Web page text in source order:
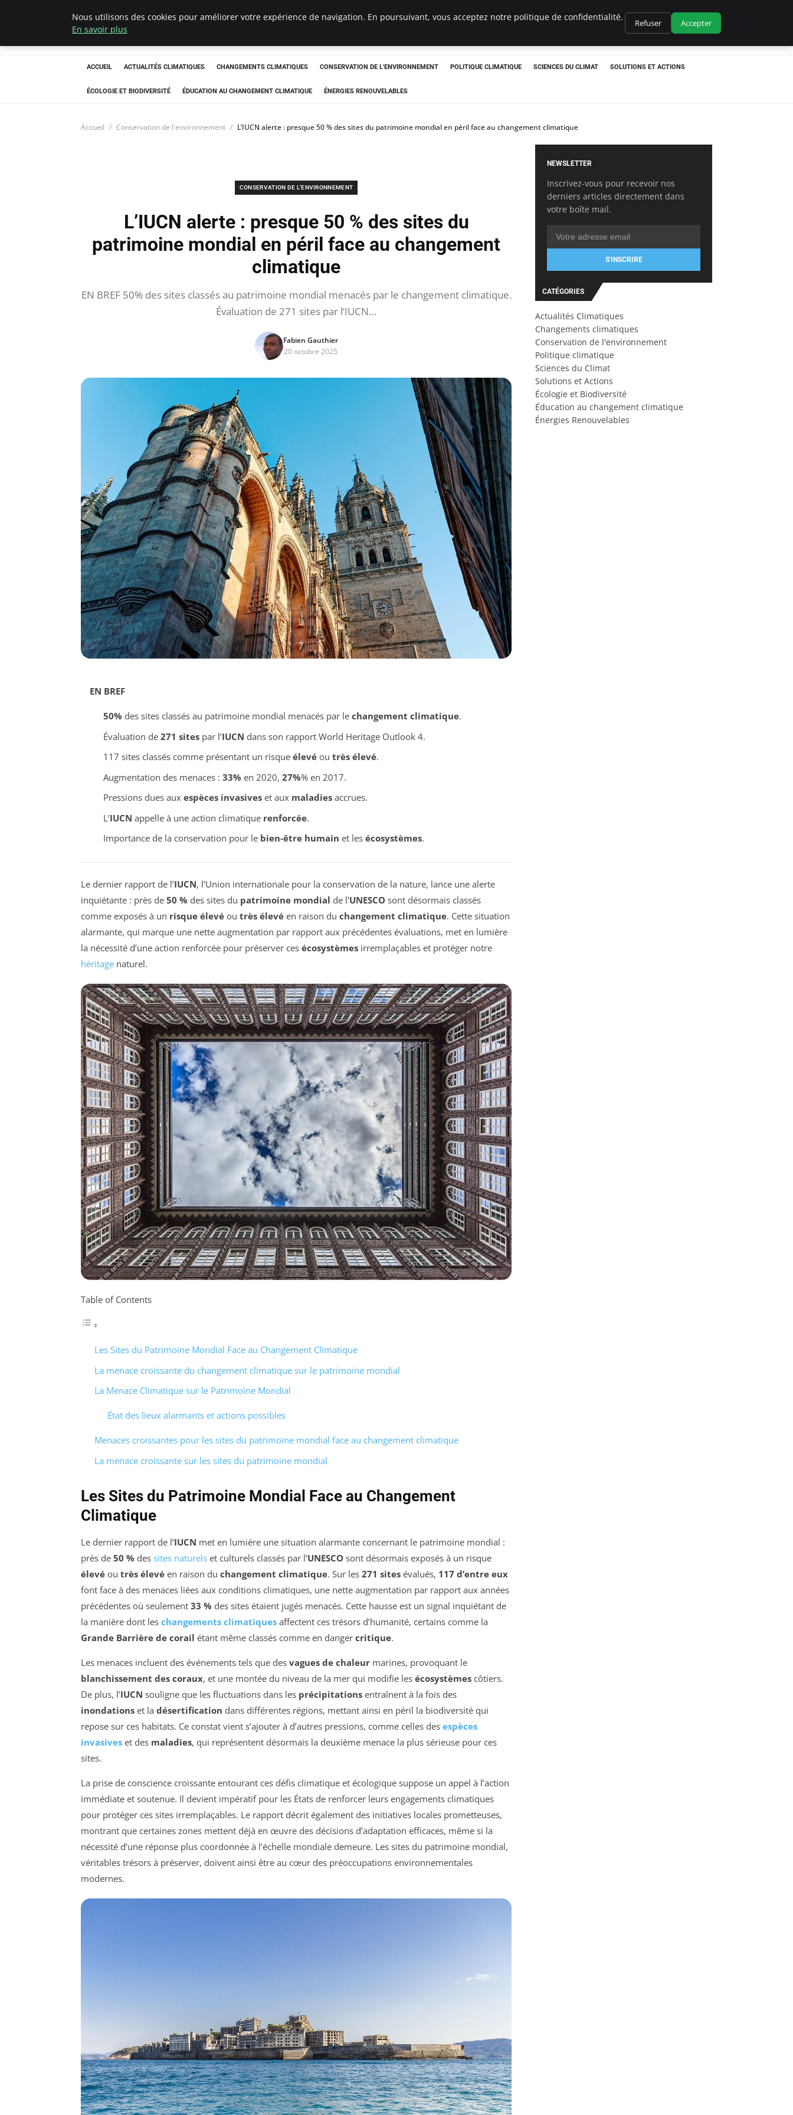
Climatedebtagents
ACCUEIL ACTUALITÉS CLIMATIQUES CHANGEMENTS CLIMATIQUES CONSERVATION DE L'ENVIRONNEMENT POLITIQUE CLIMATIQUE SCIENCES DU CLIMAT SOLUTIONS ET ACTIONS
ÉCOLOGIE ET BIODIVERSITÉ ÉDUCATION AU CHANGEMENT CLIMATIQUE ÉNERGIES RENOUVELABLES
Accueil Conservation de l'environnement L’IUCN alerte : presque 50 % des sites du patrimoine mondial en péril face au changement climatique
CONSERVATION DE L'ENVIRONNEMENT
L’IUCN alerte : presque 50 % des sites du
patrimoine mondial en péril face au changement
climatique
EN BREF 50% des sites classés au patrimoine mondial menacés par le changement climatique.
Évaluation de 271 sites par l’IUCN…
Fabien Gauthier
20 octobre 2025
EN BREF
50% des sites classés au patrimoine mondial menacés par le changement climatique.
Évaluation de 271 sitespar l’IUCN dans son rapport World Heritage Outlook 4.
117 sites classés comme présentant un risque élevéou très élevé.
Augmentation des menaces : 33% en 2020, 27%% en 2017.
Pressions dues aux espèces invasiveset aux maladiesaccrues.
L’IUCN appelle à une action climatique renforcée.
Importance de la conservation pour le bien-être humain et les écosystèmes.
Le dernier rapport de l’IUCN, l’Union internationale pour la conservation de la nature, lance une alerte
inquiétante : près de 50 % des sites du patrimoine mondial de l’UNESCO sont désormais classés
comme exposés à un risque élevé ou très élevé en raison du changement climatique. Cette situation
alarmante, qui marque une nette augmentation par rapport aux précédentes évaluations, met en lumière
la nécessité d’une action renforcée pour préserver ces écosystèmes irremplaçables et protéger notre
héritage naturel.
Table of Contents
Les Sites du Patrimoine Mondial Face au Changement Climatique
La menace croissante du changement climatique sur le patrimoine mondial
La Menace Climatique sur le Patrimoine Mondial
État des lieux alarmants et actions possibles
Menaces croissantes pour les sites du patrimoine mondial face au changement climatique
La menace croissante sur les sites du patrimoine mondial
Les Sites du Patrimoine Mondial Face au Changement
Climatique
Le dernier rapport de l’IUCN met en lumière une situation alarmante concernant le patrimoine mondial :
près de 50 % des sites naturels et culturels classés par l’UNESCO sont désormais exposés à un risque
élevé ou très élevé en raison du changement climatique. Sur les 271 sites évalués, 117 d’entre eux
font face à des menaces liées aux conditions climatiques, une nette augmentation par rapport aux années
précédentes où seulement 33 % des sites étaient jugés menacés. Cette hausse est un signal inquiétant de
la manière dont les changements climatiques affectent ces trésors d’humanité, certains comme la
Grande Barrière de corail étant même classés comme en danger critique.
Les menaces incluent des événements tels que des vagues de chaleur marines, provoquant le
blanchissement des coraux, et une montée du niveau de la mer qui modifie les écosystèmes côtiers.
De plus, l’IUCN souligne que les fluctuations dans les précipitations entraînent à la fois des
inondations et la désertification dans différentes régions, mettant ainsi en péril la biodiversité qui
repose sur ces habitats. Ce constat vient s’ajouter à d’autres pressions, comme celles des espèces
invasives et des maladies, qui représentent désormais la deuxième menace la plus sérieuse pour ces
sites.
La prise de conscience croissante entourant ces défis climatique et écologique suppose un appel à l’action
immédiate et soutenue. Il devient impératif pour les États de renforcer leurs engagements climatiques
pour protéger ces sites irremplaçables. Le rapport décrit également des initiatives locales prometteuses,
montrant que certaines zones mettent déjà en œuvre des décisions d’adaptation efficaces, même si la
nécessité d’une réponse plus coordonnée à l’échelle mondiale demeure. Les sites du patrimoine mondial,
véritables trésors à préserver, doivent ainsi être au cœur des préoccupations environnementales
modernes.
NEWSLETTER
Inscrivez-vous pour recevoir nos
derniers articles directement dans
votre boîte mail.
S'INSCRIRE
CATÉGORIES
Actualités Climatiques
Changements climatiques
Conservation de l'environnement
Politique climatique
Sciences du Climat
Solutions et Actions
Écologie et Biodiversité
Éducation au changement climatique
Énergies Renouvelables
Nous utilisons des cookies pour améliorer votre expérience de navigation. En poursuivant, vous acceptez notre politique de confidentialité.
En savoir plus
Refuser Accepter